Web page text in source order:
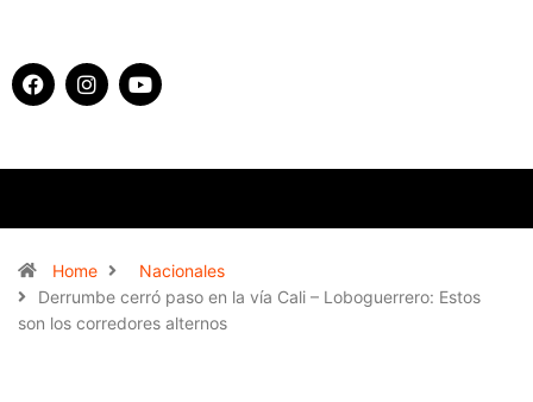
Home
Nacionales
Derrumbe cerró paso en la vía Cali – Loboguerrero: Estos
son los corredores alternos